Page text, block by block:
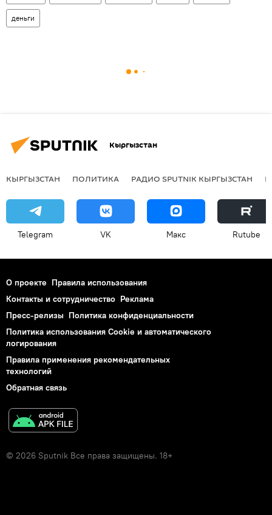
деньги
Кыргызстан
КЫРГЫЗСТАН ПОЛИТИКА РАДИО SPUTNIK КЫРГЫЗСТАН
Telegram VK Макс Rutube
О проекте Правила использования
Контакты и сотрудничество Реклама
Пресс-релизы Политика конфиденциальности
Политика использования Cookie и автоматического
логирования
Правила применения рекомендательных
технологий
Обратная связь
© 2026 Sputnik Все права защищены. 18+